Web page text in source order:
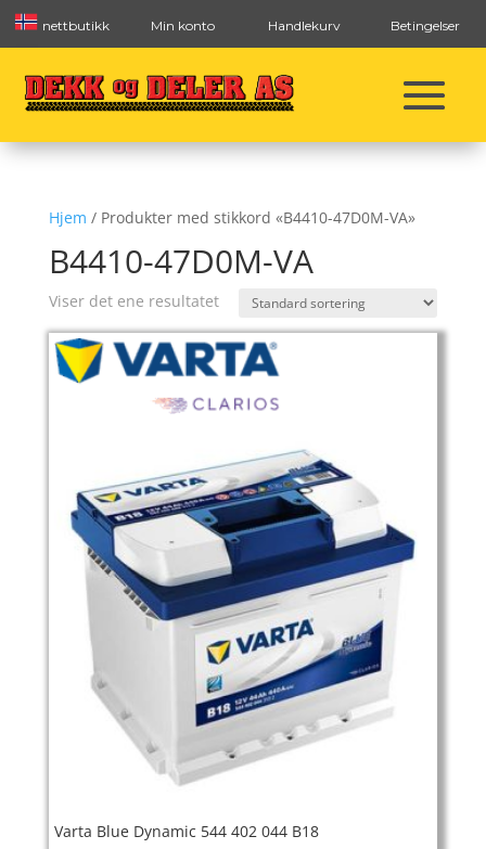
nettbutikk Min konto Handlekurv Betingelser
Hjem / Produkter med stikkord «B4410-47D0M-VA»
B4410-47D0M-VA
Viser det ene resultatet
Varta Blue Dynamic 544 402 044 B18